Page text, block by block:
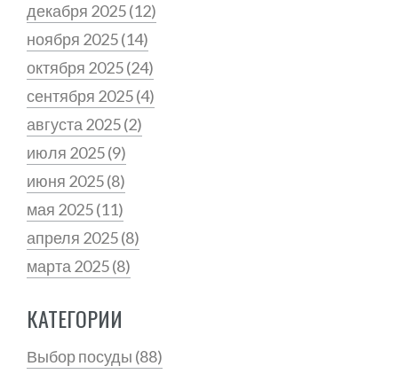
декабря 2025(12)
ноября 2025(14)
октября 2025(24)
сентября 2025(4)
августа 2025(2)
июля 2025(9)
июня 2025(8)
мая 2025(11)
апреля 2025(8)
марта 2025(8)
КАТЕГОРИИ
Выбор посуды (88)